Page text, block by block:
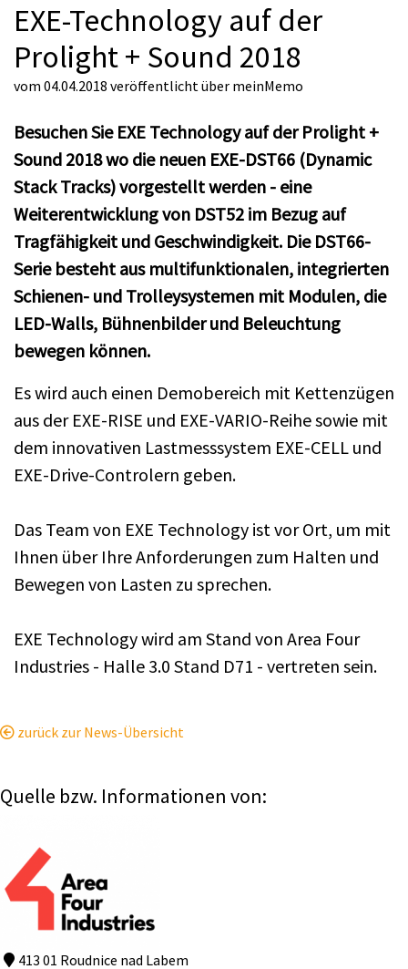
EXE-Technology auf der
Prolight + Sound 2018
vom 04.04.2018 veröffentlicht über meinMemo
Besuchen Sie EXE Technology auf der Prolight +
Sound 2018 wo die neuen EXE-DST66 (Dynamic
Stack Tracks) vorgestellt werden - eine
Weiterentwicklung von DST52 im Bezug auf
Tragfähigkeit und Geschwindigkeit. Die DST66-
Serie besteht aus multifunktionalen, integrierten
Schienen- und Trolleysystemen mit Modulen, die
LED-Walls, Bühnenbilder und Beleuchtung
bewegen können.
Es wird auch einen Demobereich mit Kettenzügen
aus der EXE-RISE und EXE-VARIO-Reihe sowie mit
dem innovativen Lastmesssystem EXE-CELL und
EXE-Drive-Controlern geben.
Das Team von EXE Technology ist vor Ort, um mit
Ihnen über Ihre Anforderungen zum Halten und
Bewegen von Lasten zu sprechen.
EXE Technology wird am Stand von Area Four
Industries - Halle 3.0 Stand D71 - vertreten sein.
zurück zur News-Übersicht
Quelle bzw. Informationen von:
413 01 Roudnice nad Labem